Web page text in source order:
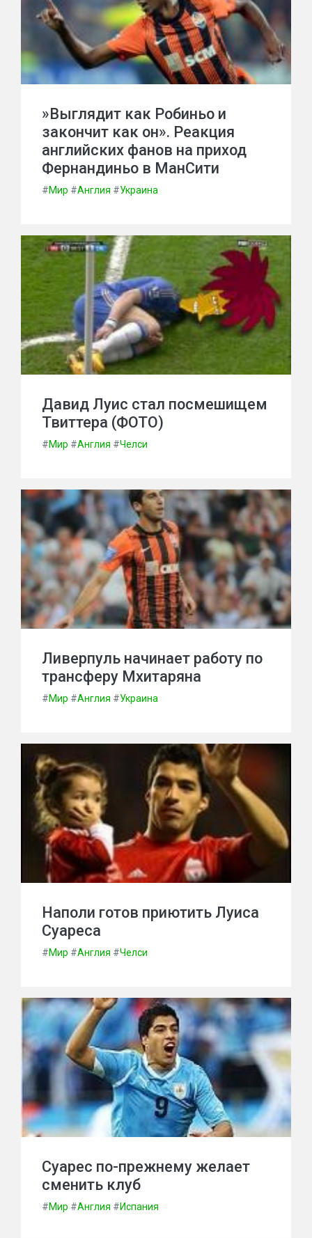
»Выглядит как Робиньо и
закончит как он». Реакция
английских фанов на приход
Фернандиньо в МанСити
#Мир #Англия #Украина
Давид Луис стал посмешищем
Твиттера (ФОТО)
#Мир #Англия #Челси
Ливерпуль начинает работу по
трансферу Мхитаряна
#Мир #Англия #Украина
Наполи готов приютить Луиса
Суареса
#Мир #Англия #Челси
Суарес по-прежнему желает
сменить клуб
#Мир #Англия #Испания